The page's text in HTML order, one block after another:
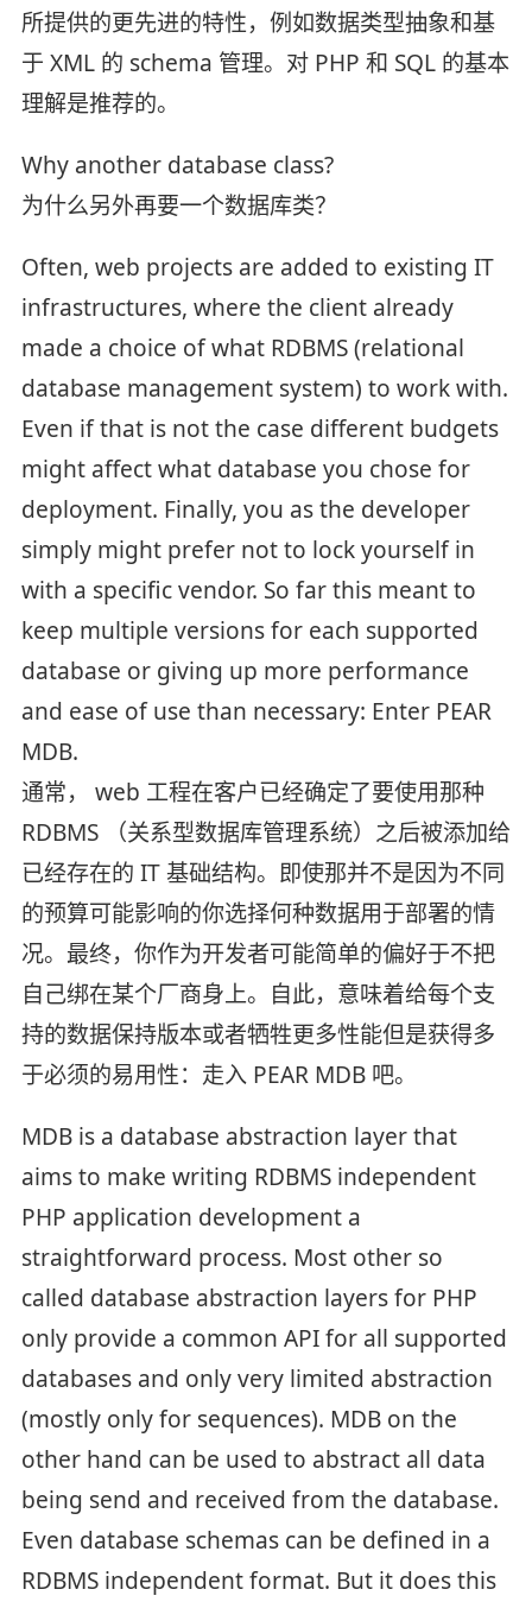
所提供的更先进的特性，例如数据类型抽象和基
于 XML 的 schema 管理。对 PHP 和 SQL 的基本
理解是推荐的。
Why another database class?
为什么另外再要一个数据库类？
Often, web projects are added to existing IT
infrastructures, where the client already
made a choice of what RDBMS (relational
database management system) to work with.
Even if that is not the case different budgets
might affect what database you chose for
deployment. Finally, you as the developer
simply might prefer not to lock yourself in
with a specific vendor. So far this meant to
keep multiple versions for each supported
database or giving up more performance
and ease of use than necessary: Enter PEAR
MDB.
通常， web 工程在客户已经确定了要使用那种
RDBMS （关系型数据库管理系统）之后被添加给
已经存在的 IT 基础结构。即使那并不是因为不同
的预算可能影响的你选择何种数据用于部署的情
况。最终，你作为开发者可能简单的偏好于不把
自己绑在某个厂商身上。自此，意味着给每个支
持的数据保持版本或者牺牲更多性能但是获得多
于必须的易用性：走入 PEAR MDB 吧。
MDB is a database abstraction layer that
aims to make writing RDBMS independent
PHP application development a
straightforward process. Most other so
called database abstraction layers for PHP
only provide a common API for all supported
databases and only very limited abstraction
(mostly only for sequences). MDB on the
other hand can be used to abstract all data
being send and received from the database.
Even database schemas can be defined in a
RDBMS independent format. But it does this